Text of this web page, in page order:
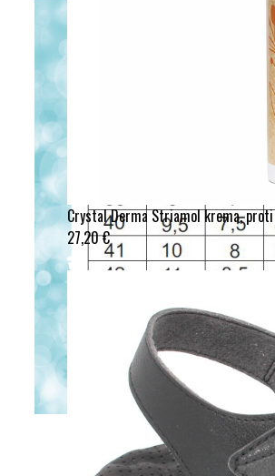
Crystal Derma Striamol krema,
27,20 €